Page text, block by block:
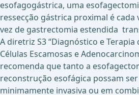
esofagogástrica, uma
ressecção gástrica proximal é cada
vez de gastrectomia estendida
A diretriz S3 “Diagnóstico e Terapia
Células Escamosas e
recomenda que tanto a
reconstrução esofágica possam
minimamente invasiva ou em